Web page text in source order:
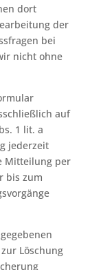
dort
der
bei
nicht ohne
auf
1 lit. a
jederzeit
Mitteilung per
bis zum
Löschung